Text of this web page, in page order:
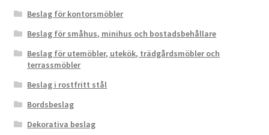
Beslag för kontorsmöbler
Beslag för småhus, minihus och bostadsbehållare
Beslag för utemöbler, utekök, trädgårdsmöbler och
terrassmöbler
Beslag i rostfritt stål
Bordsbeslag
Dekorativa beslag